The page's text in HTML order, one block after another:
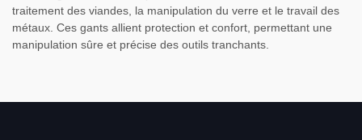
traitement des viandes, la manipulation du verre et le travail des
métaux. Ces gants allient protection et confort, permettant une
manipulation sûre et précise des outils tranchants.